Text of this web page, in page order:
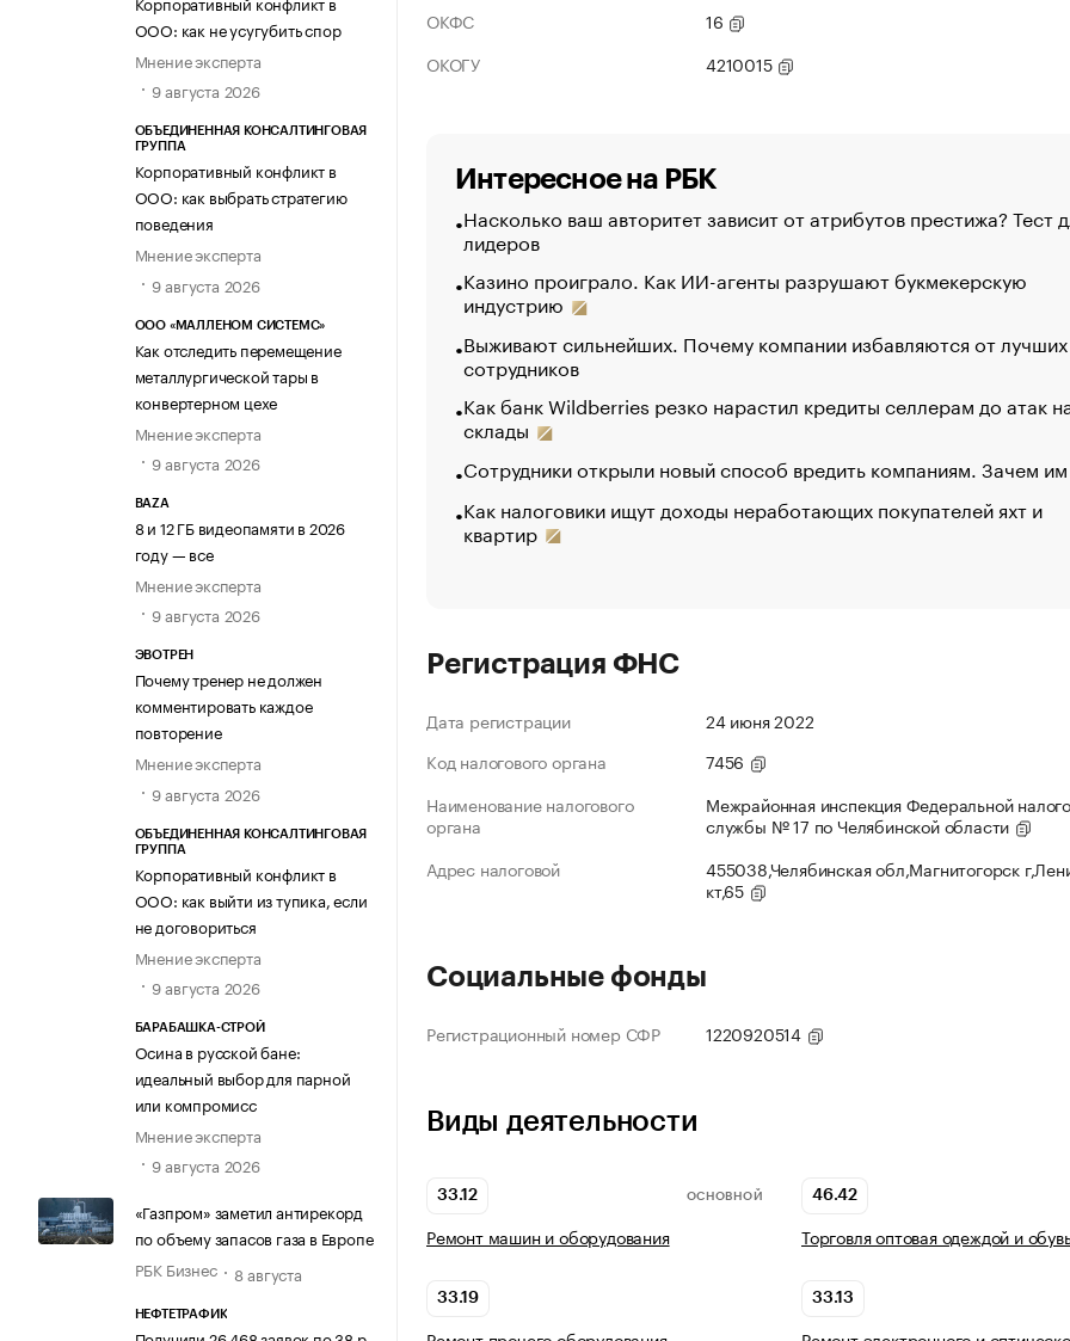
ООО: как не усугубить спор
Мнение эксперта
9 августа 2026
ОБЪЕДИНЕННАЯ КОНСАЛТИНГОВАЯ
ГРУППА
Корпоративный конфликт в
ООО: как выбрать стратегию
поведения
Мнение эксперта
9 августа 2026
ООО «МАЛЛЕНОМ СИСТЕМС»
Как отследить перемещение
металлургической тары в
конвертерном цехе
Мнение эксперта
9 августа 2026
BAZA
8 и 12 ГБ видеопамяти в 2026
году — все
Мнение эксперта
9 августа 2026
ЭВОТРЕН
Почему тренер не должен
комментировать каждое
повторение
Мнение эксперта
9 августа 2026
ОБЪЕДИНЕННАЯ КОНСАЛТИНГОВАЯ
ГРУППА
Корпоративный конфликт в
ООО: как выйти из тупика, если
не договориться
Мнение эксперта
9 августа 2026
БАРАБАШКА-СТРОЙ
Осина в русской бане:
идеальный выбор для парной
или компромисс
Мнение эксперта
9 августа 2026
«Газпром» заметил антирекорд
по объему запасов газа в Европе
РБК Бизнес
8 августа
НЕФТЕТРАФИК
ОКФС
16
ОКОГУ
4210015
Интересное на РБК
Насколько ваш авторитет зависит от атрибутов престижа? Тест
лидеров
Казино проиграло. Как ИИ-агенты разрушают букмекерскую
индустрию
Выживают сильнейших. Почему компании избавляются от лучших
сотрудников
Как банк Wildberries резко нарастил кредиты селлерам до атак
склады
Сотрудники открыли новый способ вредить компаниям. Зачем
Как налоговики ищут доходы неработающих покупателей яхт и
квартир
Регистрация ФНС
Дата регистрации
24 июня 2022
Код налогового органа
7456
Наименование налогового
органа
Межрайонная инспекция Федеральной
службы № 17 по Челябинской области
Адрес налоговой
455038,Челябинская обл,Магнитогорск
кт,65
Социальные фонды
Регистрационный номер СФР 1220920514
Виды деятельности
33.12 ОСНОВНОЙ
Ремонт машин и оборудования
46.42
Торговля оптовая одеждой и
33.19 33.13